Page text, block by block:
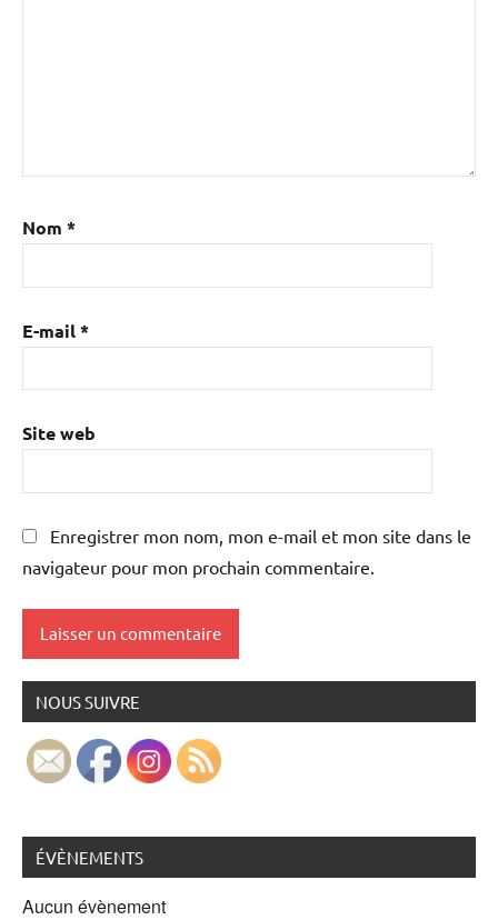
Nom *
E-mail*
Site web
Enregistrer mon nom, mon e-mail et mon site dans le
navigateur pour mon prochain commentaire.
NOUS SUIVRE
ÉVÈNEMENTS
Aucun évènement